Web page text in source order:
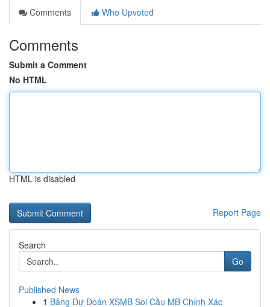
Comments
Who Upvoted
Comments
Submit a Comment
No HTML
HTML is disabled
Report Page
Search
Go
Published News
1 Bảng Dự Đoán XSMB Soi Cầu MB Chính Xác